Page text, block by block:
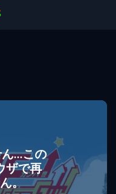
...この
ザで再
。